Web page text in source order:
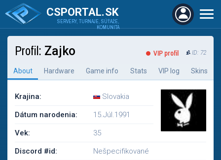
CSPORTAL.SK
SERVERY, TURNAJE, SÚŤAŽE,
KOMUNITA
Profil: Zajko VIP profil ID: 72
About Hardware Game info Stats VIP log Skins
Krajina: Slovakia
Dátum narodenia: 15.Júl.1991
Vek: 35
Discord #id: Nešpecifikované